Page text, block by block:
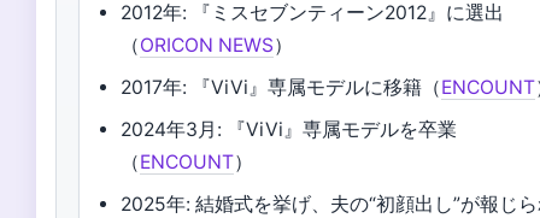
2012年: 『ミスセブンティーン2012』に選出
（ORICON NEWS）
2017年: 『ViVi』専属モデルに移籍（ENCOUNT
2024年3月: 『ViVi』専属モデルを卒業
（ENCOUNT）
2025年: 結婚式を挙げ、夫の“初顔出し”が報じ